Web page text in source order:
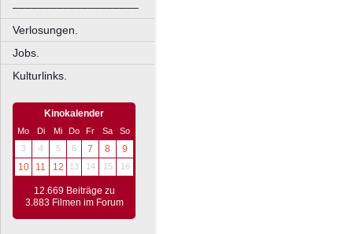
––––––––––––––––––––
Verlosungen.
Jobs.
Kulturlinks.
Kinokalender
Mo Di Mi Do Fr Sa
So
3
4 5 6 7 8
9
10
11 12 13 14 15 16
12.669 Beiträge zu
3.883 Filmen im Forum